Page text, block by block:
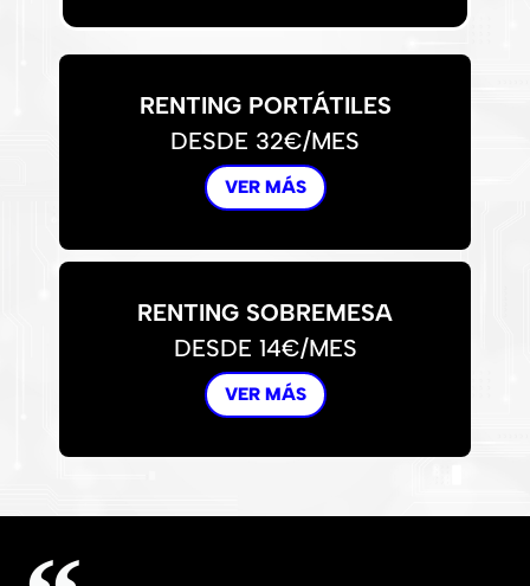
RENTING PORTÁTILES
DESDE 32€/MES
VER MÁS
RENTING SOBREMESA
DESDE 14€/MES
VER MÁS